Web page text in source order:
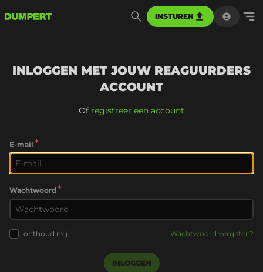
INSTUREN
INLOGGEN MET JOUW REAGUURDERS
ACCOUNT
Of registreer een account
E-mail *
Wachtwoord*
onthoud mij Wachtwoord vergeten?
INLOGGEN